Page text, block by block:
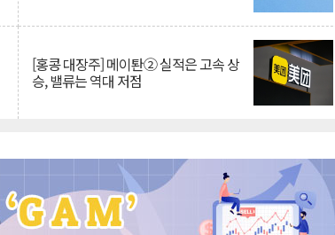
[홍콩 대장주] 메이퇀② 실적은 고속 상
승, 밸류는 역대 저점